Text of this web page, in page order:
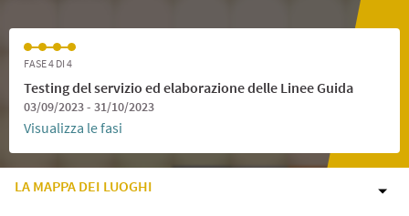
FASE 4 DI 4
Testing del servizio ed elaborazione delle Linee Guida
03/09/2023 - 31/10/2023
Visualizza le fasi
LA MAPPA DEI LUOGHI